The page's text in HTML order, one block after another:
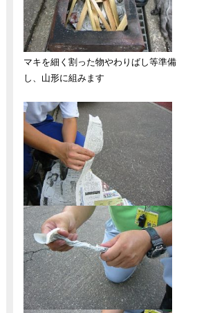
マキを細く割った物やわりばし等準備
し、山形に組みます